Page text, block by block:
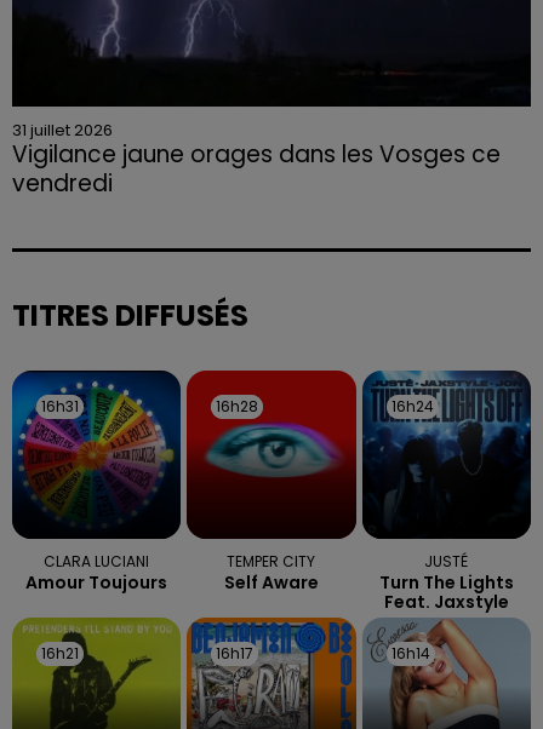
31 juillet 2026
Vigilance jaune orages dans les Vosges ce
vendredi
sont attendues en deuxième partie d'après-midi,
TITRES DIFFUSÉS
16h31
16h31
CLARA LUCIANI
Amour Toujours
16h28
16h28
TEMPER CITY
Self Aware
16h24
16h24
JUSTÉ
Turn The Lights
Feat. Jaxstyle
16h21
16h21 16h17
16h17 16h14
16h14